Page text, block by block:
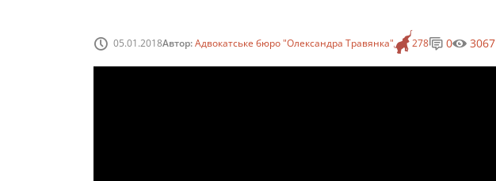
05.01.2018Автор:Адвокатське бюро "Олександра Травянка" 278 0 3067